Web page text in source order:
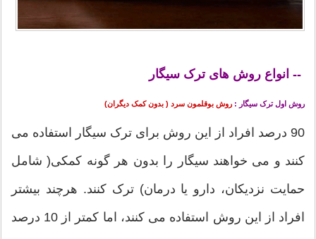
-- انواع روش های ترک سیگار
روش اول ترک سیگار : روش بوقلمون سرد ( بدون کمک دیگران)
90 درصد افراد از این روش برای ترک سیگار استفاده می‏‏
کنند و می‏‏ خواهند سیگار را بدون هر گونه کمکی( شامل
حمایت نزدیکان، دارو یا درمان) ترک کنند. هرچند بیشتر
افراد از این روش استفاده می‏‏ کنند، اما کمتر از 10 درصد